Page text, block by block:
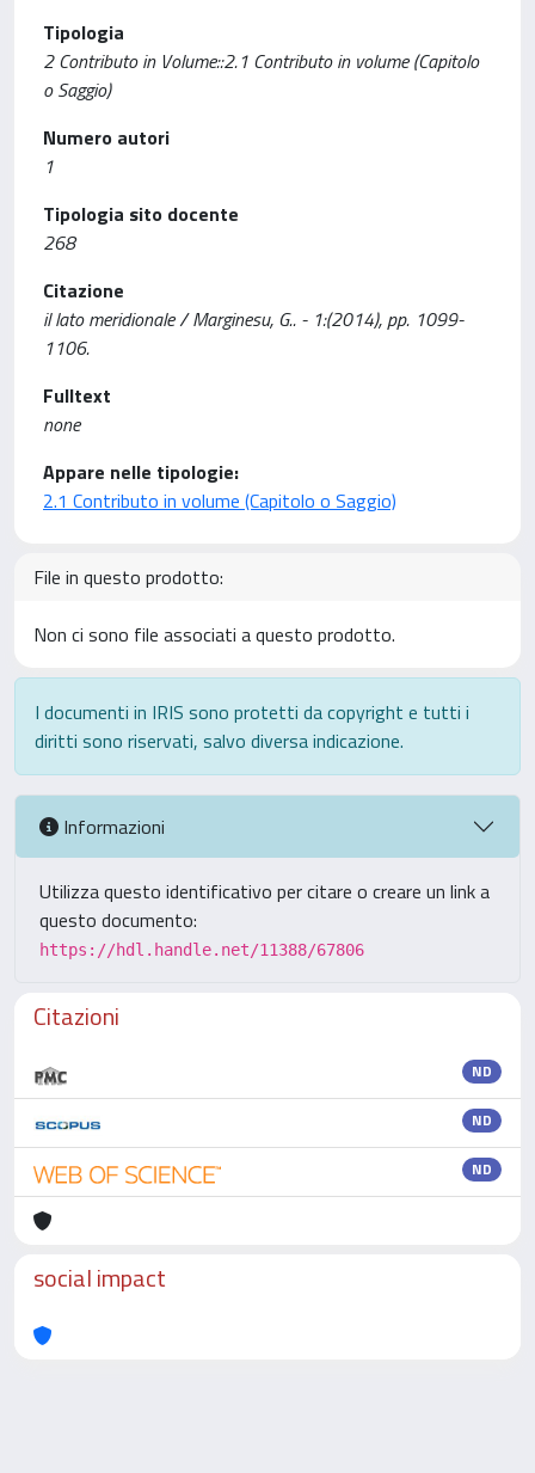
Tipologia
2 Contributo in Volume::2.1 Contributo in volume (Capitolo
o Saggio)
Numero autori
1
Tipologia sito docente
268
Citazione
il lato meridionale / Marginesu, G.. - 1:(2014), pp. 1099-
1106.
Fulltext
none
Appare nelle tipologie:
2.1 Contributo in volume (Capitolo o Saggio)
File in questo prodotto:
Non ci sono file associati a questo prodotto.
I documenti in IRIS sono protetti da copyright e tutti i
diritti sono riservati, salvo diversa indicazione.
Informazioni
Utilizza questo identificativo per citare o creare un link a
questo documento:
https://hdl.handle.net/11388/67806
Citazioni
ND
ND
ND
social impact